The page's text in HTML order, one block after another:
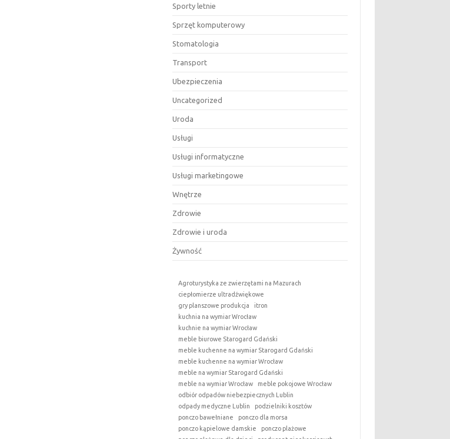
Sporty letnie
Sprzęt komputerowy
Stomatologia
Transport
Ubezpieczenia
Uncategorized
Uroda
Usługi
Usługi informatyczne
Usługi marketingowe
Wnętrze
Zdrowie
Zdrowie i uroda
Żywność
Agroturystyka ze zwierzętami na Mazurach
ciepłomierze ultradźwiękowe
gry planszowe produkcja
itron
kuchnia na wymiar Wrocław
kuchnie na wymiar Wrocław
meble biurowe Starogard Gdański
meble kuchenne na wymiar Starogard Gdański
meble kuchenne na wymiar Wrocław
meble na wymiar Starogard Gdański
meble na wymiar Wrocław
meble pokojowe Wrocław
odbiór odpadów niebezpiecznych Lublin
odpady medyczne Lublin
podzielniki kosztów
ponczo bawełniane
ponczo dla morsa
ponczo kąpielowe damskie
ponczo plażowe